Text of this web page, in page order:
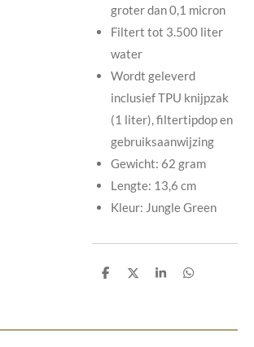
groter dan 0,1 micron
Filtert tot 3.500 liter
water
Wordt geleverd
inclusief TPU knijpzak
(1 liter), filtertipdop en
gebruiksaanwijzing
Gewicht: 62 gram
Lengte: 13,6 cm
Kleur: Jungle Green
D
D
S
D